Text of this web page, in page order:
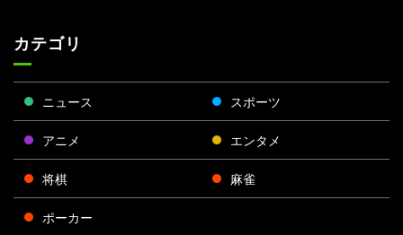
カテゴリ
ニュース スポーツ
アニメ エンタメ
将棋 麻雀
ポーカー